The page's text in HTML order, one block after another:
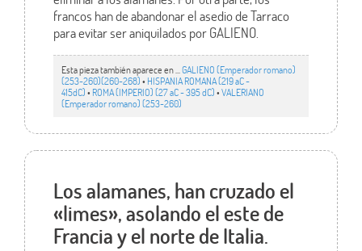
francos han de abandonar el asedio de Tarraco
para evitar ser aniquilados por GALIENO.
Esta pieza también aparece en ... GALIENO (Emperador romano)
(253-260)(260-268)• HISPANIA ROMANA (219 aC -
415dC)• ROMA (IMPERIO) (27 aC - 395 dC)•VALERIANO
(Emperador romano) (253-260)
Los alamanes, han cruzado el
«limes», asolando el este de
Francia y el norte de Italia.